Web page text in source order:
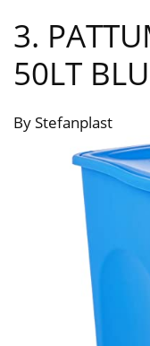
3.
50LT BLU
By Stefanplast